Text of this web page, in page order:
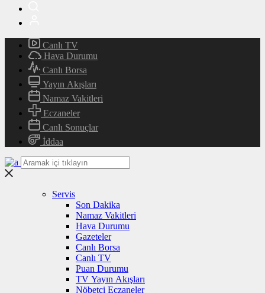
Canlı TV
Hava Durumu
Canlı Borsa
Yayın Akışları
Namaz Vakitleri
Eczaneler
Canlı Sonuçlar
İddaa
Servis
Son Dakika
Namaz Vakitleri
Hava Durumu
Gazeteler
Canlı Borsa
Canlı TV
Puan Durumu
TV Yayın Akışları
Nöbetçi Eczaneler